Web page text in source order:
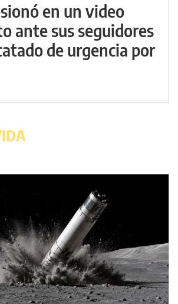
en un video
ante sus seguidores
de urgencia por